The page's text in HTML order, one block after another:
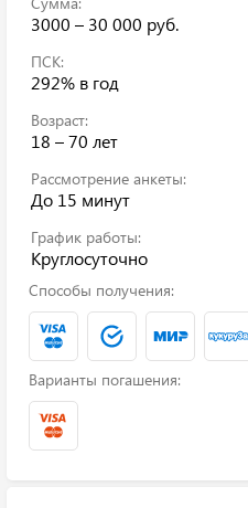
3000 – 30 000 руб.
ПСК:
292% в год
Возраст:
18 – 70 лет
Рассмотрение анкеты:
До 15 минут
График работы:
Круглосуточно
Способы получения:
Варианты погашения: